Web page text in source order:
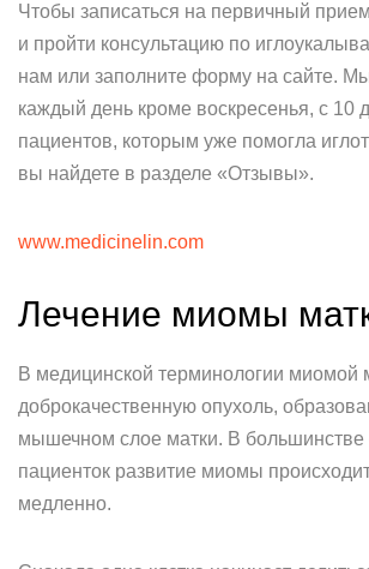
Чтобы записаться на первичный
и пройти консультацию по
нам или заполните форму на сайте.
каждый день кроме воскресенья, с 10
пациентов, которым уже помогла
вы найдете в разделе «Отзывы».
www.medicinelin.com
Лечение миомы
В медицинской терминологии миомой
доброкачественную опухоль,
мышечном слое матки. В большинстве
пациенток развитие миомы
медленно.